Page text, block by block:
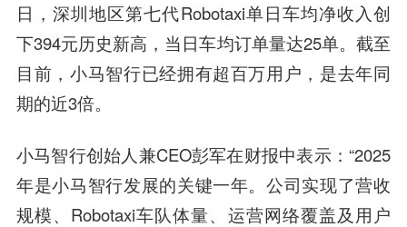
日，深圳地区第七代Robotaxi单日车均净收入创
下394元历史新高，当日车均订单量达25单。截至
目前，小马智行已经拥有超百万用户，是去年同
期的近3倍。
小马智行创始人兼CEO彭军在财报中表示：“2025
年是小马智行发展的关键一年。公司实现了营收
规模、Robotaxi车队体量、运营网络覆盖及用户